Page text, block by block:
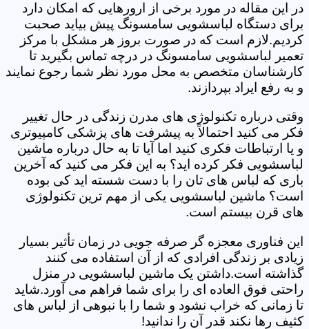
در این مقاله در مورد برخی از ارورهایی که امکان دارد
برای دستگاه لباسشویی سامسونگ پیش بیاید صحبت
کردیم.لازم است که در صورت بروز هر مشکل با مرکز
تعمیر لباسشویی سامسونگ در درچه تماس بگیرید تا
کارشناسان متخصص به محل مورد نظر شما رجوع نمایند
و به رفع ایراد بپردازند.
وقتی درباره تکنولوژی های مدرن زندگی در حال تغییر
فکر می کنید احتمالاً به پیشرفت های پزشکی کامپیوتری
و یا ارتباطات فکری کنید اما آیا تا به حال درباره ماشین
لباسشویی فکر کرده اید؟ به این فکر می کنید که آخرین
باری که لباس های تان را با دست شسته اید کی بوده
است؟ ماشین لباسشویی یکی از مهم ترین تکنولوژی
های قرن بیستم است.
این فناوری معجزه گر صرفه جویی در زمان تأثیر بسیار
زیادی بر زندگی افرادی که از آن استفاده می کنند
گذاشته است.داشتن یک ماشین لباسشویی در منزل
راحتی فوق العاده ای را برای شما فراهم می آورد.شاید
تا زمانی که خراب نشود و شما را با نبوهی از لباس های
کثیف رها نکند قدر آن را ندانید!